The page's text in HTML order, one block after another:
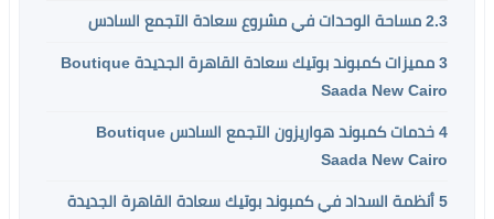
2.3 مساحة الوحدات في مشروع سعادة التجمع السادس
3
مميزات كمبوند بوتيك سعادة القاهرة الجديدة Boutique
Saada New Cairo
4
خدمات كمبوند هواريزون التجمع السادس Boutique
Saada New Cairo
5 أنظمة السداد في كمبوند بوتيك سعادة القاهرة الجديدة